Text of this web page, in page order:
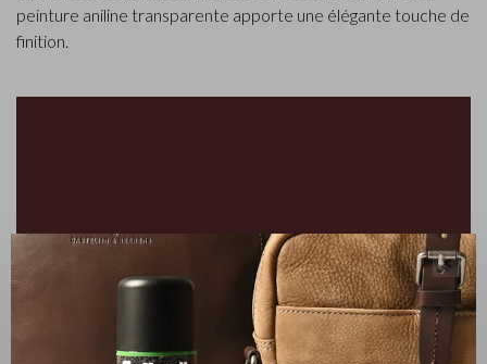
peinture aniline transparente apporte une élégante touche de
finition.
✕